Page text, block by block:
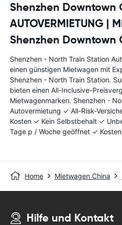
Shenzhen Downtown
AUTOVERMIETUNG |
Shenzhen Downtown
Shenzhen - North Train Station
einen günstigen Mietwagen mit
Shenzhen - North Train Station.
bieten einen All-Inclusive-
Mietwagenmarken. Shenzhen -
Autovermietung ✓ All-Risk-
Kosten ✓ Kein Selbstbehalt ✓
Tage p / Woche geöffnet ✓
Home Mietwagen China
Hilfe und Kontakt